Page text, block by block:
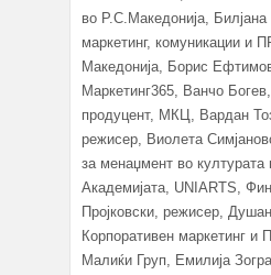
во Р.С.Македонија,
маркетинг, комуникации и
Македонија, Борис
Маркетинг365, Ванчо
продуцент, МКЦ, Вардан
режисер, Виолета
за менаџмент во културата
Академијата, UNIARTS,
Пројковски, режисер,
Корпоративен маркетинг и
Малиќи Груп, Емилија